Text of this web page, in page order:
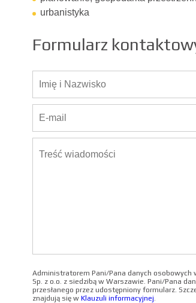
urbanistyka
Formularz
Administratorem Pani/Pana danych
Sp. z o.o. z siedzibą w Warszawie. Pani/Pana
przesłanego przez udostępniony formularz.
znajdują się w Klauzuli informacyjnej.